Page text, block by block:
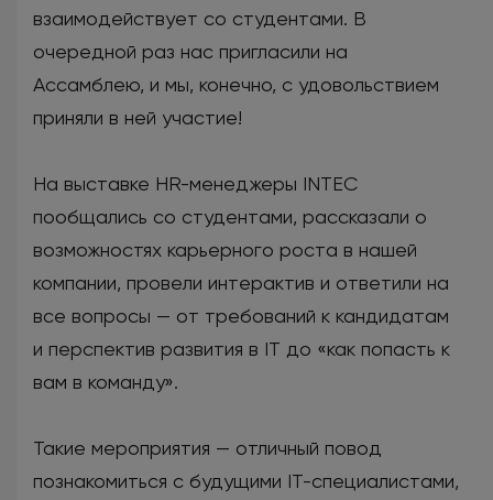
взаимодействует со студентами. В
очередной раз нас пригласили на
Ассамблею, и мы, конечно, с удовольствием
приняли в ней участие!
На выставке HR-менеджеры INTEC
пообщались со студентами, рассказали о
возможностях карьерного роста в нашей
компании, провели интерактив и ответили на
все вопросы — от требований к кандидатам
и перспектив развития в IT до «как попасть к
вам в команду».
Такие мероприятия — отличный повод
познакомиться с будущими IT-специалистами,